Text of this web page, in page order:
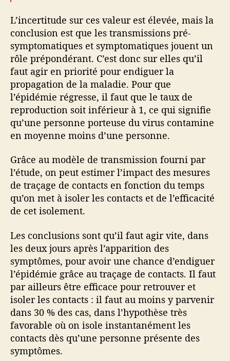
L’incertitude sur ces valeur est élevée, mais la
conclusion est que les transmissions pré-
symptomatiques et symptomatiques jouent un
rôle prépondérant. C’est donc sur elles qu’il
faut agir en priorité pour endiguer la
propagation de la maladie. Pour que
l’épidémie régresse, il faut que le taux de
reproduction soit inférieur à 1, ce qui signifie
qu’une personne porteuse du virus contamine
en moyenne moins d’une personne.
Grâce au modèle de transmission fourni par
l’étude, on peut estimer l’impact des mesures
de traçage de contacts en fonction du temps
qu’on met à isoler les contacts et de l’efficacité
de cet isolement.
Les conclusions sont qu’il faut agir vite, dans
les deux jours après l’apparition des
symptômes, pour avoir une chance d’endiguer
l’épidémie grâce au traçage de contacts. Il faut
par ailleurs être efficace pour retrouver et
isoler les contacts : il faut au moins y parvenir
dans 30 % des cas, dans l’hypothèse très
favorable où on isole instantanément les
contacts dès qu’une personne présente des
symptômes.